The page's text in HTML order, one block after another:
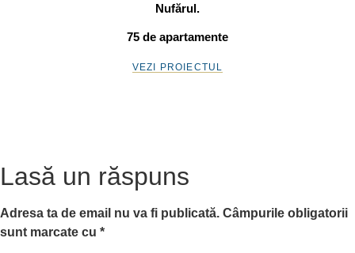
Nufărul.
75 de apartamente
VEZI PROIECTUL
Lasă un răspuns
Adresa ta de email nu va fi publicată. Câmpurile obligatorii
sunt marcate cu *